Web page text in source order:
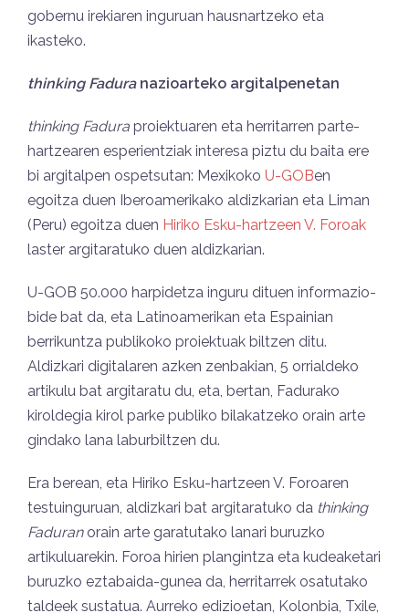
gobernu irekiaren inguruan hausnartzeko eta
ikasteko.
thinking Faduranazioarteko argitalpenetan
thinking Fadura proiektuaren eta herritarren parte-
hartzearen esperientziak interesa piztu du baita ere
bi argitalpen ospetsutan: Mexikoko U-GOBen
egoitza duen Iberoamerikako aldizkarian eta Liman
(Peru) egoitza duen Hiriko Esku-hartzeen V. Foroak
laster argitaratuko duen aldizkarian.
U-GOB 50.000 harpidetza inguru dituen informazio-
bide bat da, eta Latinoamerikan eta Espainian
berrikuntza publikoko proiektuak biltzen ditu.
Aldizkari digitalaren azken zenbakian, 5 orrialdeko
artikulu bat argitaratu du, eta, bertan, Fadurako
kiroldegia kirol parke publiko bilakatzeko orain arte
gindako lana laburbiltzen du.
Era berean, eta Hiriko Esku-hartzeen V. Foroaren
testuinguruan, aldizkari bat argitaratuko da thinking
Faduran orain arte garatutako lanari buruzko
artikuluarekin. Foroa hirien plangintza eta kudeaketari
buruzko eztabaida-gunea da, herritarrek osatutako
taldeek sustatua. Aurreko edizioetan, Kolonbia, Txile,